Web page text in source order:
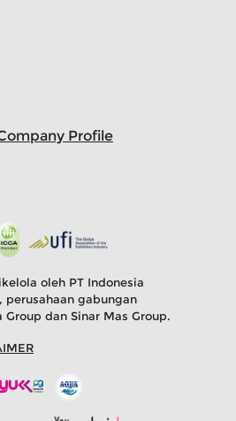
Profile
oleh PT Indonesia
perusahaan gabungan
Group dan Sinar Mas Group.